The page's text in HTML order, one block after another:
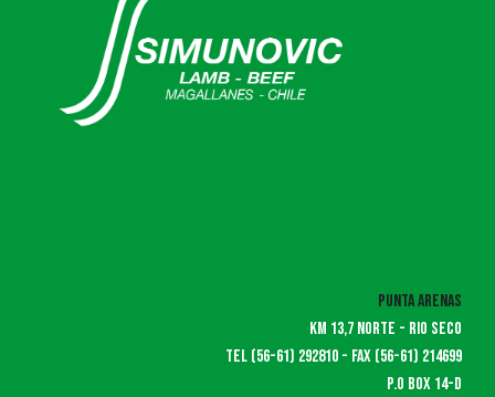
Punta Arenas
KM 13,7 norte - rio seco
Tel (56-61) 292810 - fax (56-61) 214699
P.O box 14-d